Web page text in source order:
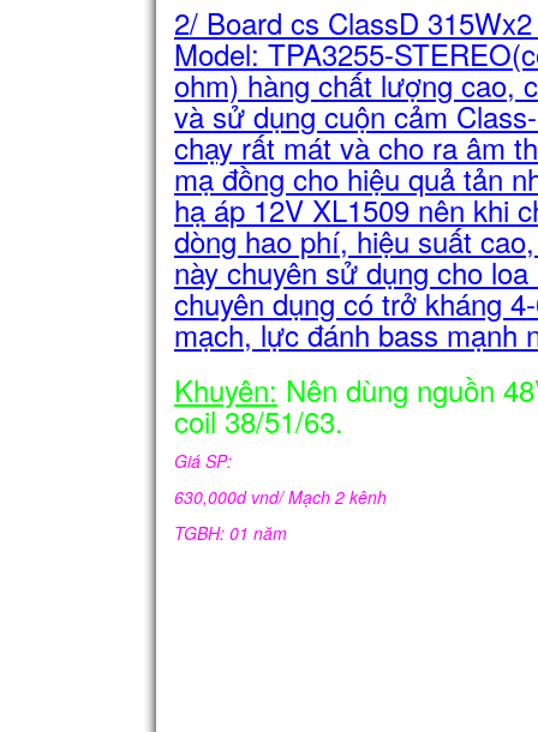
2/ Board cs ClassD
Model: TPA3255-
ohm) hàng chất lượng cao,
và sử dụng cuộn cảm
chạy rất mát và cho ra âm
mạ đồng cho hiệu quả tản
hạ áp 12V XL1509 nên khi
dòng hao phí, hiệu suất
này chuyên sử dụng cho
chuyên dụng có trở kháng
mạch, lực đánh bass mạnh
Khuyên: Nên dùng nguồn
coil 38/51/63.
Giá SP:
630,000d vnd/ Mạch 2 kênh
TGBH: 01 năm